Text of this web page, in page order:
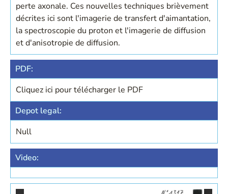
perte axonale. Ces nouvelles techniques brièvement
décrites ici sont l'imagerie de transfert d'aimantation,
la spectroscopie du proton et l'imagerie de diffusion
et d'anisotropie de diffusion.
PDF:
Cliquez ici pour télécharger le PDF
Depot legal:
Null
Video: